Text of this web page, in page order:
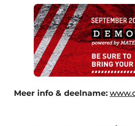
Meer info & deelname: